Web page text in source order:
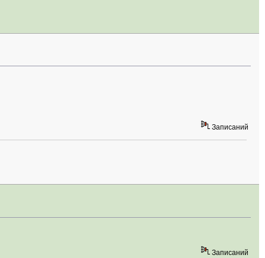
Записаний
Записаний